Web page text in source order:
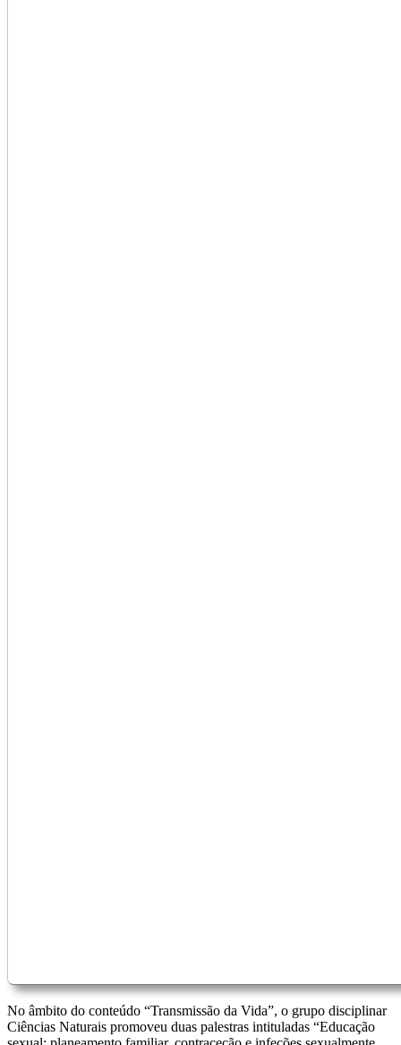
No âmbito do conteúdo “Transmissão da Vida”, o grupo disciplinar
Ciências Naturais promoveu duas palestras intituladas “Educação